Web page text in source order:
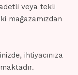
veya tekli
mağazamızdan
ihtiyacınıza